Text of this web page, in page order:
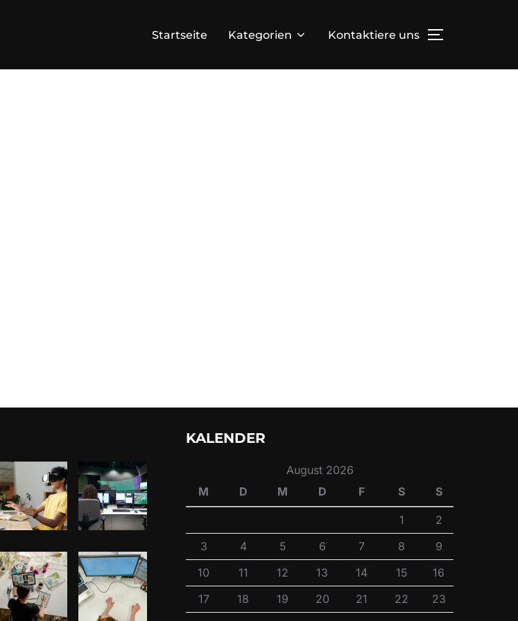
Startseite Kategorien Kontaktiere uns TOGGLE
KALENDER
August 2026
M
D M D F S S
1
2
3
4 5 6 7 8
9
10
11 12 13 14 15
16
17
18 19 20 21 22
23